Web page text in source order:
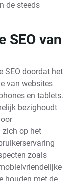
de steeds
SEO van
SEO doordat het
van websites
en tablets.
bezighoudt
zich op het
zoals
houden met de